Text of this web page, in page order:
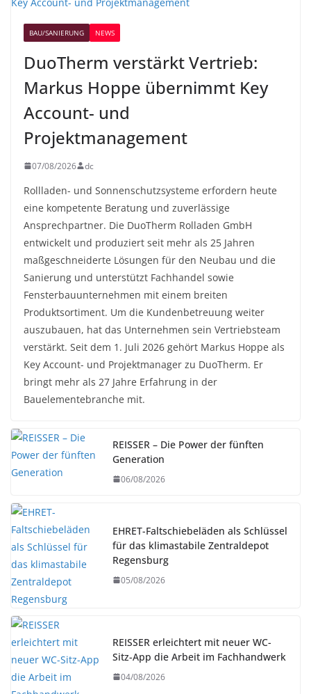
BAU/SANIERUNG NEWS
DuoTherm verstärkt Vertrieb:
Markus Hoppe übernimmt Key
Account- und
Projektmanagement
07/08/2026 dc
Rollladen- und Sonnenschutzsysteme erfordern heute
eine kompetente Beratung und zuverlässige
Ansprechpartner. Die DuoTherm Rolladen GmbH
entwickelt und produziert seit mehr als 25 Jahren
maßgeschneiderte Lösungen für den Neubau und die
Sanierung und unterstützt Fachhandel sowie
Fensterbauunternehmen mit einem breiten
Produktsortiment. Um die Kundenbetreuung weiter
auszubauen, hat das Unternehmen sein Vertriebsteam
verstärkt. Seit dem 1. Juli 2026 gehört Markus Hoppe als
Key Account- und Projektmanager zu DuoTherm. Er
bringt mehr als 27 Jahre Erfahrung in der
Bauelementebranche mit.
REISSER – Die Power der fünften
Generation
06/08/2026
EHRET-Faltschiebeläden als Schlüssel
für das klimastabile Zentraldepot
Regensburg
05/08/2026
REISSER erleichtert mit neuer WC-
Sitz-App die Arbeit im Fachhandwerk
04/08/2026